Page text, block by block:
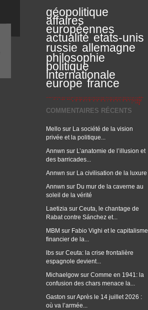
géopolitique
affaires
européennes
actualité etats-unis
russie allemagne
philosophie
politique
internationale
europe france
COMMENTAIRES RÉCENTS
Mello sur La société de la vision
privée et la politique...
Annwn sur L’anatomie de l’illusion et
des barricades...
Annwn sur La civilisation de la luxure
Annwn sur Du mur de la caverne au
soleil de la vérité
Laetizia sur Ceuta, le chantage de
Rabat contre Sánchez et...
MBM sur Fabio Vighi et le capitalisme
financier de la...
lbs sur Ceuta: la crise frontalière
espagnole devient...
Michaelgow sur Comme en 1941: la
confusion des chars menace la...
Gaston surAprès le 14 juillet 2026 :
où va l’armée...